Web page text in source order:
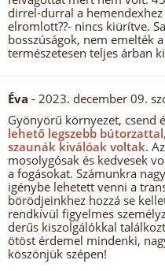
dirrel-durral a
elromlott??- nincs kiürítve.
bosszúságok, nem emelték
természetesen teljes árban
Éva - 2023. december 09.
Gyönyörű környezet, csend
lehető legszebb
szaunák kiválóak voltak.
mosolygósak és kedvesek
a fogásokat. Számunkra
igénybe lehetett venni a
börödjeinkhez hozzá se
rendkívül figyelmes
derűs kiszolgálókkal
ötöst érdemel mindenki,
köszönjük szépen!